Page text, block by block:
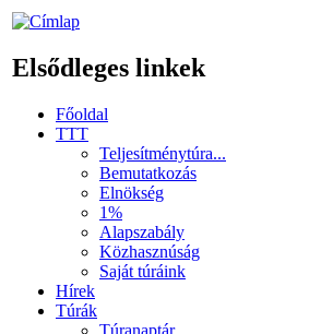
Elsődleges linkek
Főoldal
TTT
Teljesítménytúra...
Bemutatkozás
Elnökség
1%
Alapszabály
Közhasznúság
Saját túráink
Hírek
Túrák
Túranaptár